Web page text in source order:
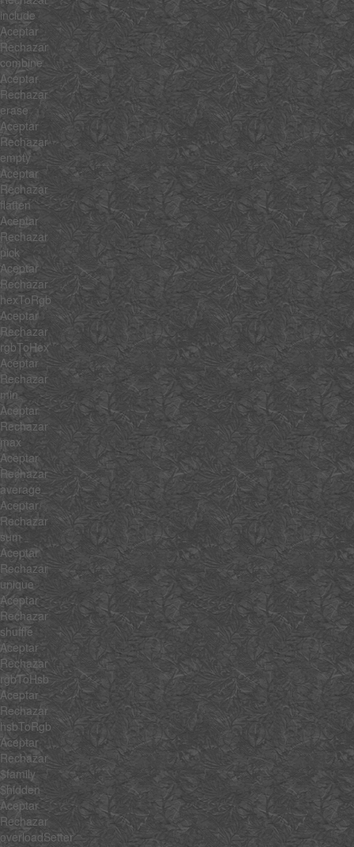
include
Aceptar
Rechazar
combine
Aceptar
Rechazar
erase
Aceptar
Rechazar
empty
Aceptar
Rechazar
flatten
Aceptar
Rechazar
pick
Aceptar
Rechazar
hexToRgb
Aceptar
Rechazar
rgbToHex
Aceptar
Rechazar
min
Aceptar
Rechazar
max
Aceptar
Rechazar
average
Aceptar
Rechazar
sum
Aceptar
Rechazar
unique
Aceptar
Rechazar
shuffle
Aceptar
Rechazar
rgbToHsb
Aceptar
Rechazar
hsbToRgb
Aceptar
Rechazar
$family
$hidden
Aceptar
Rechazar
overloadSetter